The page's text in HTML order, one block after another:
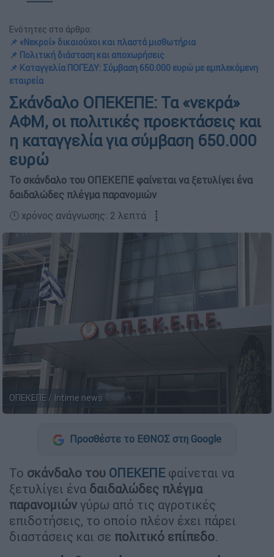
Ενότητες στο άρθρο:
📌 «Νεκροί» δικαιούχοι και πλαστά μισθωτήρια
📌 Πολιτική διάσταση και αποχωρήσεις
📌 Καταγγελία ΠΟΓΕΔΥ: Σύμβαση 650.000 ευρώ με εμπλεκόμενη
εταιρεία
Σκάνδαλο ΟΠΕΚΕΠΕ: Τα «νεκρά»
ΑΦΜ, οι πολιτικές προεκτάσεις και
η καταγγελία για σύμβαση 650.000
ευρώ
Το σκάνδαλο του ΟΠΕΚΕΠΕ φαίνεται να ξετυλίγει ένα
δαιδαλώδες πλέγμα παρανομιών
🕛 χρόνος ανάγνωσης: 2 λεπτά ┋
ΟΠΕΚΕΠΕ / Intime news
Προσθέστε το ΕΘΝΟΣ στη Google
Το σκάνδαλο του ΟΠΕΚΕΠΕ φαίνεται να
ξετυλίγει ένα δαιδαλώδες πλέγμα
παρανομιών γύρω από τις αγροτικές
επιδοτήσεις, το οποίο πλέον έχει πάρει
διαστάσεις και σε πολιτικό επίπεδο.